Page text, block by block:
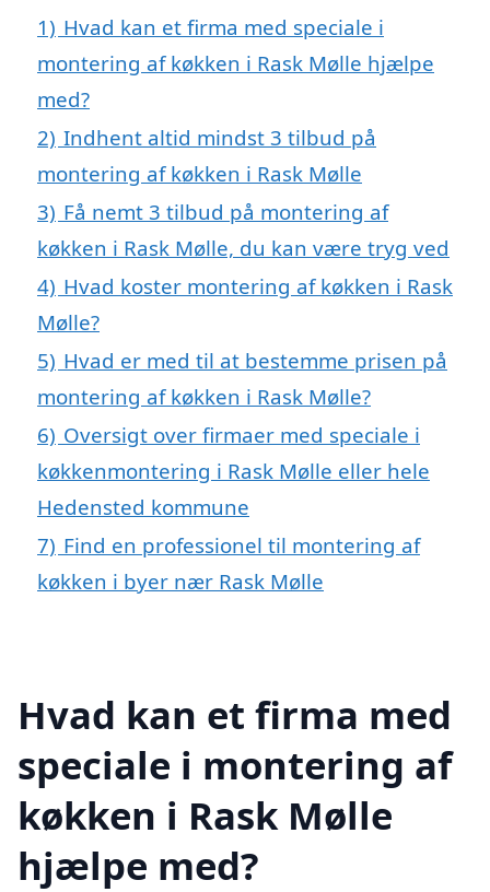
1) Hvad kan et firma med speciale i
montering af køkken i Rask Mølle hjælpe
med?
2) Indhent altid mindst 3 tilbud på
montering af køkken i Rask Mølle
3) Få nemt 3 tilbud på montering af
køkken i Rask Mølle, du kan være tryg ved
4) Hvad koster montering af køkken i Rask
Mølle?
5) Hvad er med til at bestemme prisen på
montering af køkken i Rask Mølle?
6) Oversigt over firmaer med speciale i
køkkenmontering i Rask Mølle eller hele
Hedensted kommune
7) Find en professionel til montering af
køkken i byer nær Rask Mølle
Hvad kan et firma med
speciale i montering af
køkken i Rask Mølle
hjælpe med?